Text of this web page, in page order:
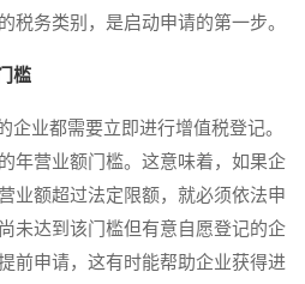
税务类别，是启动申请的第一步。
槛
业都需要立即进行增值税登记。
年营业额门槛。这意味着，如果企
业额超过法定限额，就必须依法申
未达到该门槛但有意自愿登记的企
前申请，这有时能帮助企业获得进